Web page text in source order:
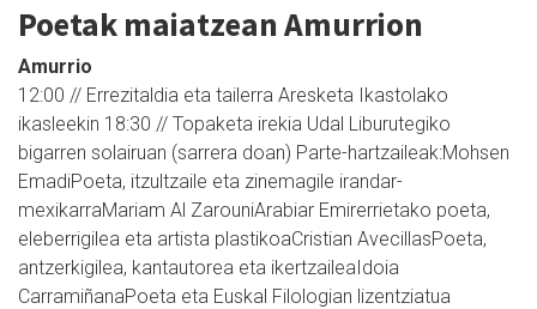
Poetak maiatzean Amurrion
Amurrio
12:00 // Errezitaldia eta tailerra Aresketa Ikastolako
ikasleekin 18:30 // Topaketa irekia Udal Liburutegiko
bigarren solairuan (sarrera doan) Parte-hartzaileak:Mohsen
EmadiPoeta, itzultzaile eta zinemagile irandar-
mexikarraMariam Al ZarouniArabiar Emirerrietako poeta,
eleberrigilea eta artista plastikoaCristian AvecillasPoeta,
antzerkigilea, kantautorea eta ikertzaileaIdoia
CarramiñanaPoeta eta Euskal Filologian lizentziatua